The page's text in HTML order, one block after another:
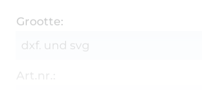
Grootte:
dxf. und svg